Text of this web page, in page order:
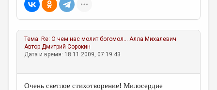
СТРАНИЦЫ ПАМЯТИ
ОБЪЯВЛЕНИЯ
КОЛОНКА РЕДАКТОРА
РЕДКОЛЛЕГИЯ
ОТ РЕДАКЦИИ
Тема: Re: О чем нас молит богомол... Алла Михалевич
АвторДмитрий Сорокин
Дата и время: 18.11.2009, 07:19:43
Очень светлое стихотворение! Милосердие